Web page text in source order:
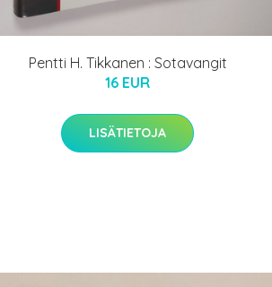
Pentti H. Tikkanen : Sotavangit
16 EUR
LISÄTIETOJA